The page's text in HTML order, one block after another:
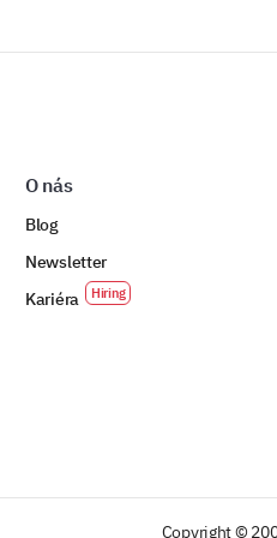
O nás
Blog
Newsletter
Kariéra
Copyright ©